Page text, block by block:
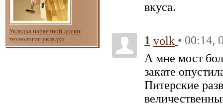
Укладка паркетной доски:
технология укладки
вкуса.
1 volk • 00:14,
А мне мост
закате
Питерские